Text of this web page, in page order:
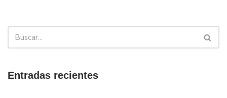
Entradas recientes